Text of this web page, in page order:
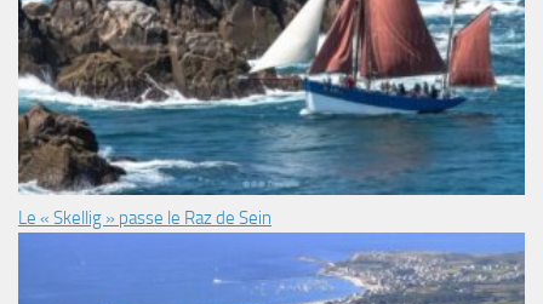
Le « Skellig » passe le Raz de Sein